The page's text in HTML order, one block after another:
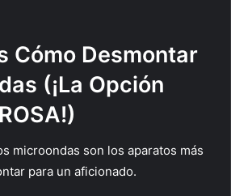
Cómo Desmontar
(¡La Opción
microondas son los aparatos más
para un aficionado.